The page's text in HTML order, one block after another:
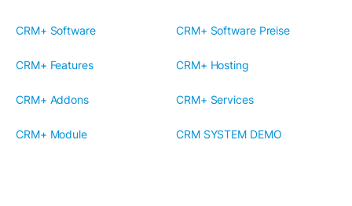
CRM+ Software CRM+ Software Preise
CRM+ Features CRM+ Hosting
CRM+ Addons CRM+ Services
CRM+ Module CRM SYSTEM DEMO